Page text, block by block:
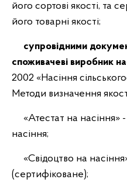
його сортові якості, та
його товарні якості;
супровідними
споживачеві виробник
2002 «Насіння
Методи визначення
«Атестат на насіння»
насіння;
«Свідоцтво на
(сертифіковане);